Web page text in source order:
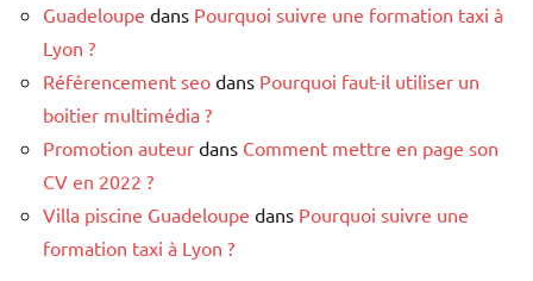
Guadeloupe dans Pourquoi suivre une formation taxi à
Lyon ?
Référencement seo dans Pourquoi faut-il utiliser un
boitier multimédia ?
Promotion auteur dans Comment mettre en page son
CV en 2022 ?
Villa piscine Guadeloupe dans Pourquoi suivre une
formation taxi à Lyon ?